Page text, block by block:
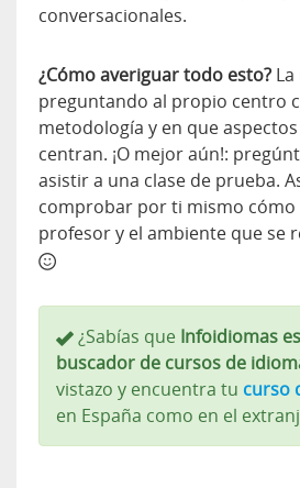
conversacionales.
¿Cómo averiguar todo esto?
preguntando al propio centro
metodología y en que
centran. ¡O mejor aún!:
asistir a una clase de prueba.
comprobar por ti mismo cómo
profesor y el ambiente que se
¿Sabías que Infoidiomas
buscador de cursos de
vistazo y encuentra tu curso
en España como en el